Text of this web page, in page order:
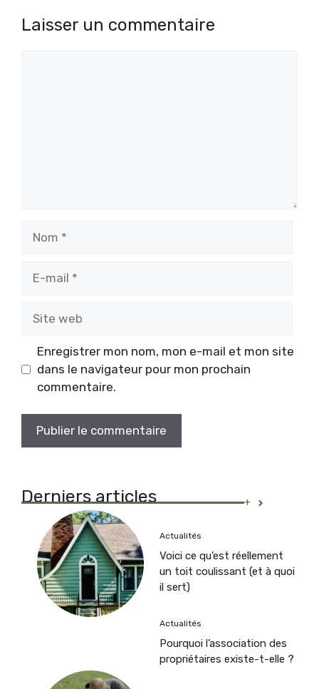
Laisser un commentaire
mail
web
Enregistrer mon nom, mon e-mail et mon site
dans le navigateur pour mon prochain
commentaire.
Derniers articles +
Actualités
Voici ce qu’est réellement
un toit coulissant (et à quoi
il sert)
Actualités
Pourquoi l’association des
propriétaires existe-t-elle ?